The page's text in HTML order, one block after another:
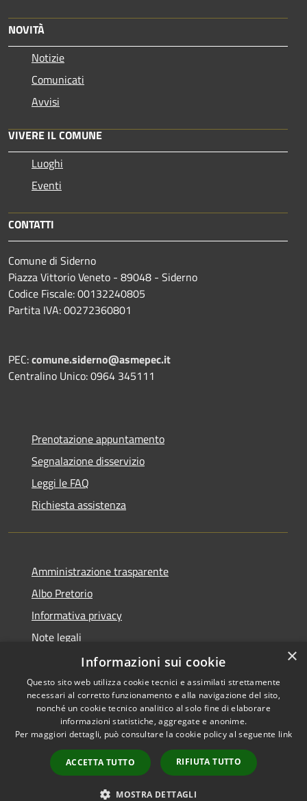
NOVITÀ
Notizie
Comunicati
Avvisi
VIVERE IL COMUNE
Luoghi
Eventi
CONTATTI
Comune di Siderno
Piazza Vittorio Veneto - 89048 - Siderno
Codice Fiscale: 00132240805
Partita IVA: 00272360801
PEC:comune.siderno@asmepec.it
Centralino Unico: 0964 345111
Prenotazione appuntamento
Segnalazione disservizio
Leggi le FAQ
Richiesta assistenza
Amministrazione trasparente
Albo Pretorio
Informativa privacy
Note legali
Dichiarazione di accessibilità
RSS
Accessibilità
Copyright © 2026 • Comune di
Municipium•
Accesso
redazione
×
Informazioni sui cookie
Questo sito web utilizza cookie tecnici e assimilati strettamente
necessari al corretto funzionamento e alla navigazione del sito,
nonché un cookie tecnico analitico al solo fine di elaborare
informazioni statistiche, aggregate e anonime.
Per maggiori dettagli, può consultare la cookie policy al seguente link
ACCETTA TUTTO RIFIUTA TUTTO
MOSTRA DETTAGLI